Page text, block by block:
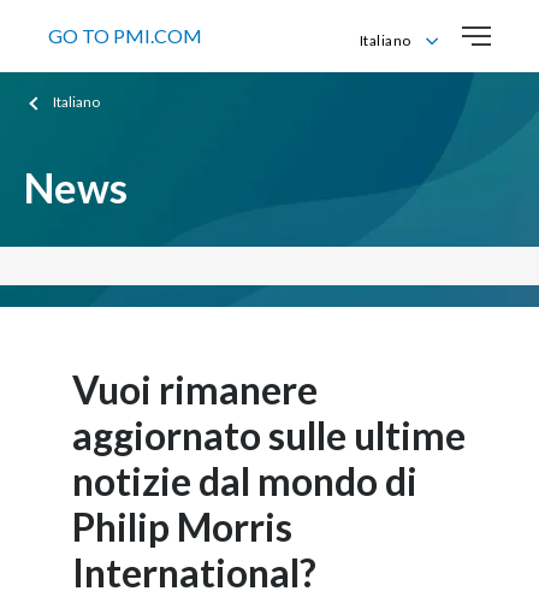
GO TO PMI.COM
Italiano
Italiano
News
Vuoi rimanere
aggiornato sulle ultime
notizie dal mondo di
Philip Morris
International?